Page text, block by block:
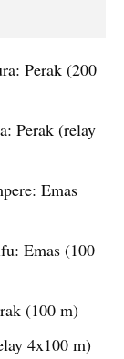
Perak (200
Perak (relay
Emas
Emas (100
(100 m)
4x100 m)